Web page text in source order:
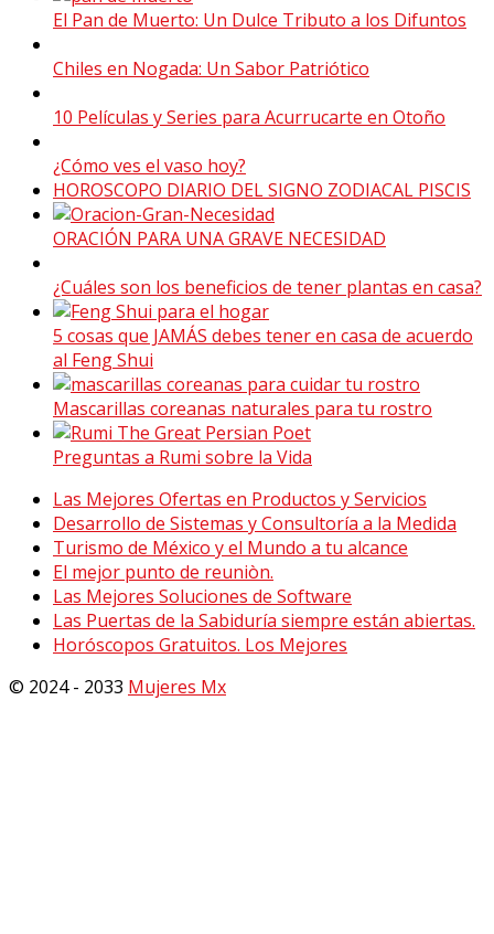
El Pan de Muerto: Un Dulce Tributo a los Difuntos
Chiles en Nogada: Un Sabor Patriótico
10 Películas y Series para Acurrucarte en Otoño
¿Cómo ves el vaso hoy?
HOROSCOPO DIARIO DEL SIGNO ZODIACAL PISCIS
ORACIÓN PARA UNA GRAVE NECESIDAD
¿Cuáles son los beneficios de tener plantas en casa?
5 cosas que JAMÁS debes tener en casa de acuerdo
al Feng Shui
Mascarillas coreanas naturales para tu rostro
Preguntas a Rumi sobre la Vida
Las Mejores Ofertas en Productos y Servicios
Desarrollo de Sistemas y Consultoría a la Medida
Turismo de México y el Mundo a tu alcance
El mejor punto de reuniòn.
Las Mejores Soluciones de Software
Las Puertas de la Sabiduría siempre están abiertas.
Horóscopos Gratuitos. Los Mejores
© 2024 - 2033 Mujeres Mx